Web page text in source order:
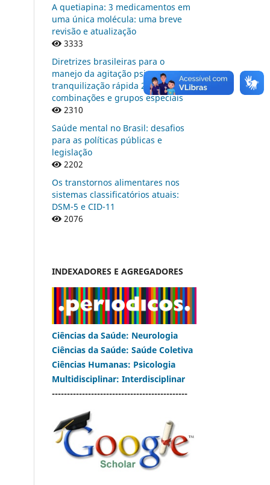
A quetiapina: 3 medicamentos em
uma única molécula: uma breve
revisão e atualização
3333
Diretrizes brasileiras para o
manejo da agitação psicomotora:
tranquilização rápida 2 –
combinações e grupos especiais
2310
Saúde mental no Brasil: desafios
para as políticas públicas e
legislação
2202
Os transtornos alimentares nos
sistemas classificatórios atuais:
DSM-5 e CID-11
2076
INDEXADORES E AGREGADORES
Ciências da Saúde: Neurologia
Ciências da Saúde: Saúde Coletiva
Ciências Humanas: Psicologia
Multidisciplinar: Interdisciplinar
---------------------------------------------